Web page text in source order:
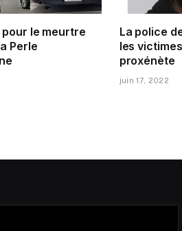
le meurtre
Perle
La police
les
proxénète
juin 17, 2022